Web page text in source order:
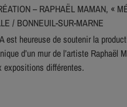
– RAPHAËL MAMAN, «
/ BONNEUIL-SUR-MARNE
est heureuse de soutenir la
d’un mur de l’artiste Raphaël
expositions différentes.